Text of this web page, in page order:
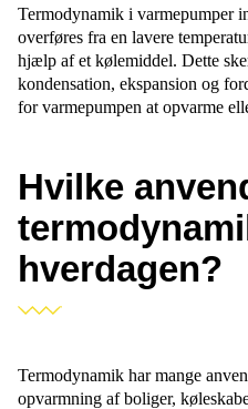
Termodynamik i varmepumper
overføres fra en lavere
hjælp af et kølemiddel. Dette
kondensation, ekspansion og
for varmepumpen at opvarme
Hvilke
hverdagen?
Termodynamik har mange
opvarmning af boliger,